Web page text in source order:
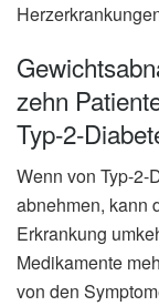
zehn
Typ-2-
Wenn von Typ-2-
abnehmen, kann
Erkrankung
Medikamente
von den